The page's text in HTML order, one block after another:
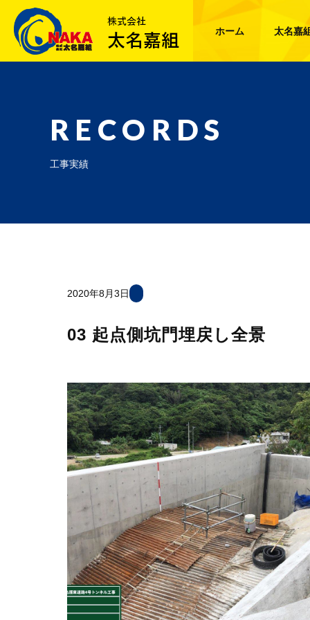
ホーム 太名嘉
RECORDS
工事実績
2020年8月3日
03 起点側坑門埋戻し全景